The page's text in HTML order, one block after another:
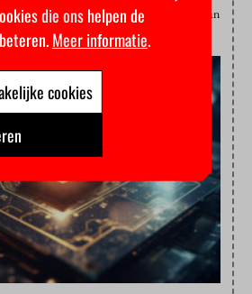
literaire prijzen, maar het eredoctoraat van
onderscheiding.
die ons helpen de
Meer informatie.
cookies